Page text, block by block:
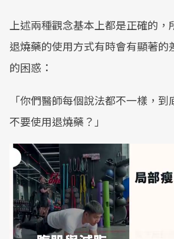
上述兩種觀念基本上都是正確的
退燒藥的使用方式有時會有顯著的
的困惑：
「你們醫師每個說法都不一樣，
不要使用退燒藥？」